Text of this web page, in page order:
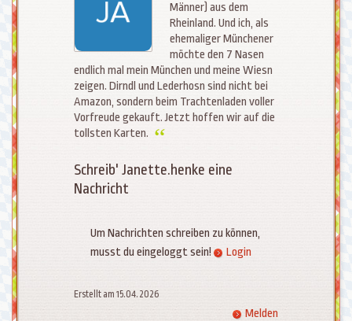
Männer) aus dem
Rheinland. Und ich, als
ehemaliger Münchener
möchte den 7 Nasen
endlich mal mein München und meine Wiesn
zeigen. Dirndl und Lederhosn sind nicht bei
Amazon, sondern beim Trachtenladen voller
Vorfreude gekauft. Jetzt hoffen wir auf die
tollsten Karten.
Schreib' Janette.henke eine
Nachricht
Um Nachrichten schreiben zu können,
musst du eingeloggt sein!
Login
Erstellt am 15.04.2026
Melden